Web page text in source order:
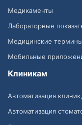
Медикаменты
Лабораторные
Медицинские термины
Мобильные
Клиникам
Автоматизация
Автоматизация